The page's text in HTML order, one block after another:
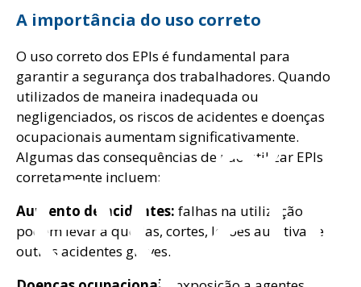
A importância do uso correto
O uso correto dos EPIs é fundamental para
garantir a segurança dos trabalhadores. Quando
utilizados de maneira inadequada ou
negligenciados, os riscos de acidentes e doenças
ocupacionais aumentam significativamente.
Algumas das consequências de não utilizar EPIs
corretamente incluem:
Aumento de acidentes: falhas na utilização
podem levar a quedas, cortes, lesões auditivas e
outros acidentes graves.